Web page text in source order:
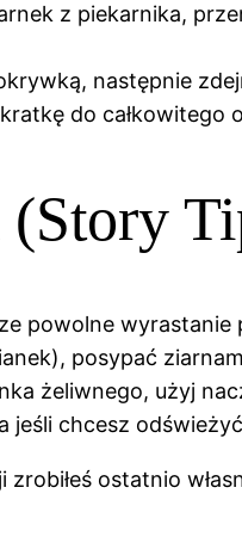
z piekarnika,
następnie
do całkowitego
powolne
posypać
żeliwnego, użyj
jeśli chcesz
ostatnio